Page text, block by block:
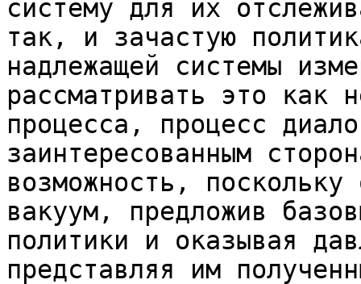
систему для их
так, и зачастую
надлежащей системы
рассматривать это как
процесса, процесс
заинтересованным
возможность,
вакуум, предложив
политики и оказывая
представляя им